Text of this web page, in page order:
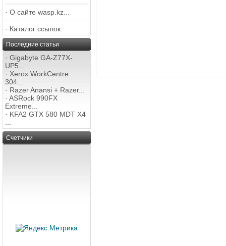
· О сайте wasp.kz...
· Каталог ссылок
Последние статьи
· Gigabyte GA-Z77X-
UP5...
· Xerox WorkCentre
304...
· Razer Anansi + Razer...
· ASRock 990FX
Extreme...
· KFA2 GTX 580 MDT X4
Счетчики